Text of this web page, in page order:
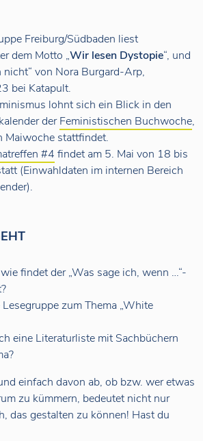
Freiburg/Südbaden liest
dem Motto „Wir lesen Dystopie“, und
von Nora Burgard-Arp,
bei Katapult.
lohnt sich ein Blick in den
derFeministischen Buchwoche,
Maiwoche stattfindet.
#4 findet am 5. Mai von 18 bis
(Einwahldaten im internen Bereich
findet der „Was sage ich, wenn …“-
zum Thema „White
eine Literaturliste mit Sachbüchern
einfach davon ab, ob bzw. wer etwas
zu kümmern, bedeutet nicht nur
das gestalten zu können! Hast du